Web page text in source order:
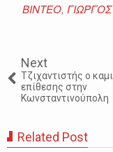
ΒΙΝΤΕΟ,
Next
Τζιχαντιστής ο
επίθεσης στην
Κωνσταντινούπολη
Related Post